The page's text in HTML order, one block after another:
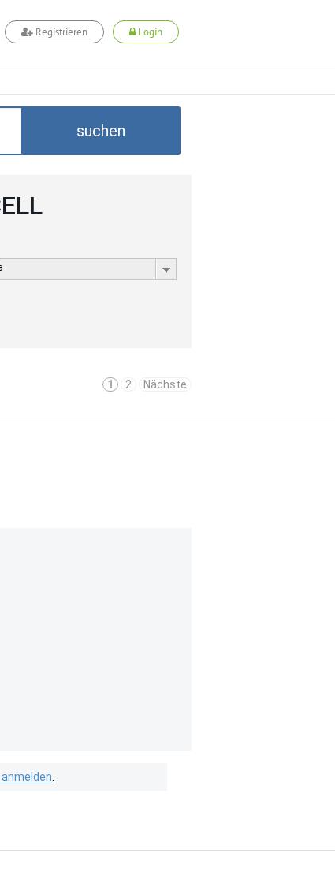
Registrieren Login
suchen
1 2 Nächste